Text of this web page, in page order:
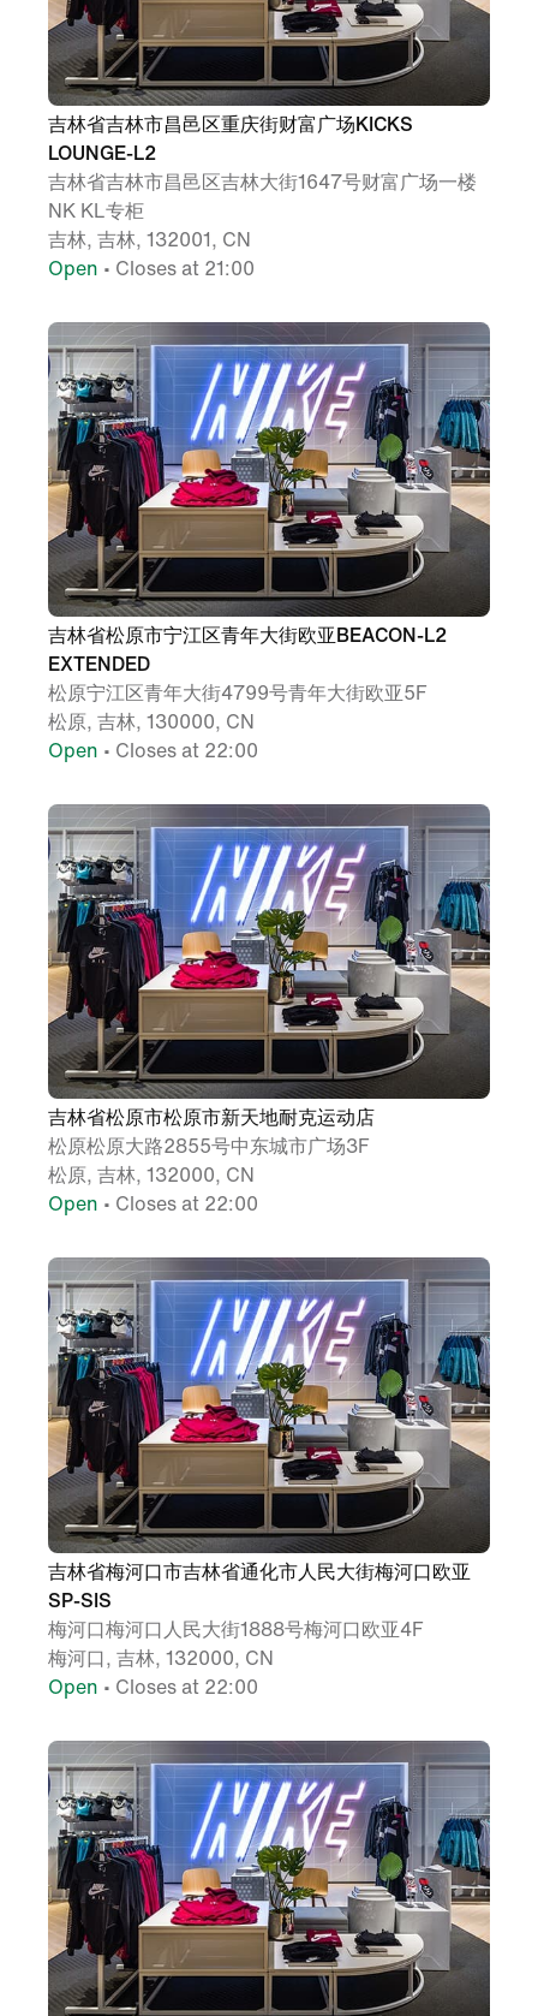
吉林省吉林市昌邑区重庆街财富广场KICKS
LOUNGE-L2
吉林省吉林市昌邑区吉林大街1647号财富广场一楼
NK KL专柜
吉林, 吉林, 132001, CN
Open • Closes at 21:00
吉林省松原市宁江区青年大街欧亚BEACON-L2
EXTENDED
松原宁江区青年大街4799号青年大街欧亚5F
松原, 吉林, 130000, CN
Open • Closes at 22:00
吉林省松原市松原市新天地耐克运动店
松原松原大路2855号中东城市广场3F
松原, 吉林, 132000, CN
Open • Closes at 22:00
吉林省梅河口市吉林省通化市人民大街梅河口欧亚
SP-SIS
梅河口梅河口人民大街1888号梅河口欧亚4F
梅河口, 吉林, 132000, CN
Open • Closes at 22:00